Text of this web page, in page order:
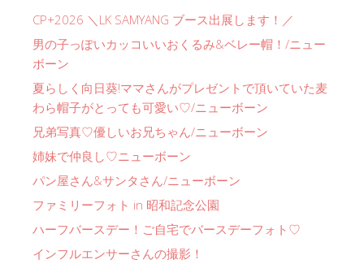
CP+2026 ＼LK SAMYANG ブース出展します！／
男の子っぽいカッコいいおくるみ&ベレー帽！/ニュー
ボーン
夏らしく向日葵!ママさんがプレゼントで頂いていた麦
わら帽子がとっても可愛い♡/ニューボーン
兄弟写真♡優しいお兄ちゃん/ニューボーン
姉妹で仲良し♡ニューボーン
パン屋さん&サンタさん/ニューボーン
ファミリーフォト in 昭和記念公園
ハーフバースデー！ご自宅でバースデーフォト♡
インフルエンサーさんの撮影！